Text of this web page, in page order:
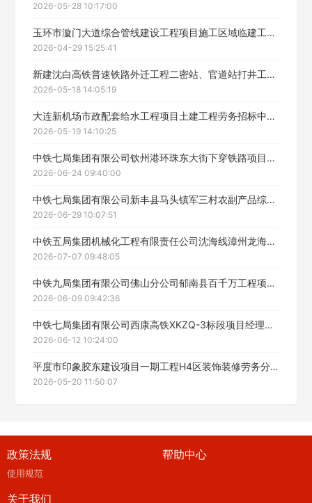
2026-05-28 10:17:00
玉环市漩门大道综合管线建设工程项目施工区域临建工程劳务招标
2026-04-29 15:25:41
新建沈白高铁普速铁路外迁工程二密站、官道站打井工程劳务分包中标候选人公示
2026-05-18 14:05:19
大连新机场市政配套给水工程项目土建工程劳务招标中标候选人公示
2026-05-19 14:10:25
中铁七局集团有限公司钦州港环珠东大街下穿铁路项目排水涵及边坡防护工程劳务分包施工招标中标候选人公示
2026-06-24 09:40:00
中铁七局集团有限公司新丰县马头镇军三村农副产品综合加工基地项目经理部临建2工程劳务分包施工招标中标候选人公示
2026-06-29 10:07:51
中铁五局集团机械化工程有限责任公司沈海线漳州龙海至诏安段扩容工程A4合同段项目桥梁桩基工程02标劳务分包中标候选人公示
2026-07-07 09:48:05
中铁九局集团有限公司佛山分公司郁南县百千万工程项目经理部郁南县连滩镇典型镇工程沥青标段1劳务分包中标候选人公示
2026-06-09 09:42:36
中铁七局集团有限公司西康高铁XKZQ-3标段项目经理部柞水西站站台装修工程劳务招标中标候选人公示
2026-06-12 10:24:00
平度市印象胶东建设项目一期工程H4区装饰装修劳务分包工程中标候选人公示
2026-05-20 11:50:07
政策法规
使用规范
帮助中心
关于我们